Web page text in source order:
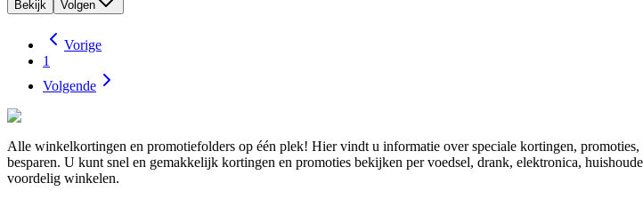
Bekijk Volgen
Vorige
1
Volgende
Alle winkelkortingen en promotiefolders op één plek! Hier vindt u informatie over speciale kortingen,
besparen. U kunt snel en gemakkelijk kortingen en promoties bekijken per voedsel, drank, elektronica,
voordelig winkelen.